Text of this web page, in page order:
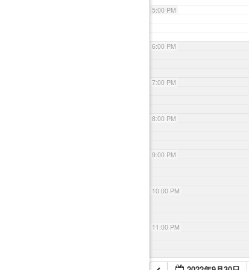
5:00 PM
6:00 PM
7:00 PM
8:00 PM
9:00 PM
10:00 PM
11:00 PM